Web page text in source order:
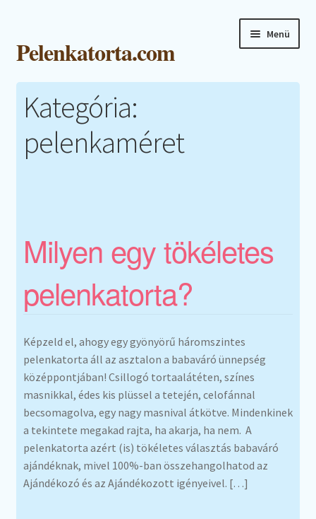
a
navigációhoz
a
tartalomba
Pelenkatorta.com
Menü
Főoldal
Webshop
Kapcsolat
Kategória:
pelenkaméret
Milyen egy tökéletes
pelenkatorta?
Képzeld el, ahogy egy gyönyörű háromszintes
pelenkatorta áll az asztalon a babaváró ünnepség
középpontjában! Csillogó tortaalátéten, színes
masnikkal, édes kis plüssel a tetején, celofánnal
becsomagolva, egy nagy masnival átkötve. Mindenkinek
a tekintete megakad rajta, ha akarja, ha nem. A
pelenkatorta azért (is) tökéletes választás babaváró
ajándéknak, mivel 100%-ban összehangolhatod az
Ajándékozó és az Ajándékozott igényeivel. […]